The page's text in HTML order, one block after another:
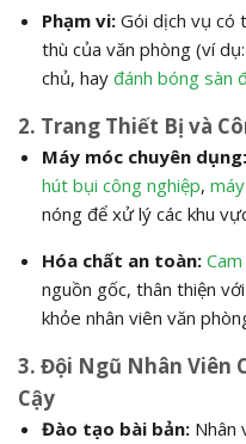
Phạm vi:Gói dịch vụ có
thù của văn phòng (ví
chủ, hay đánh bóng sàn
2. Trang Thiết Bị và
Máy móc chuyên dụng:
hút bụi công nghiệp,
nóng để xử lý các khu
Hóa chất an toàn:Cam
nguồn gốc, thân thiện
khỏe nhân viên văn
3. Đội Ngũ Nhân Viên
Cậy
Đào tạo bài bản:Nhân